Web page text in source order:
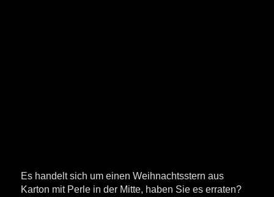
Es handelt sich um einen Weihnachtsstern aus
Karton mit Perle in der Mitte, haben Sie es erraten?